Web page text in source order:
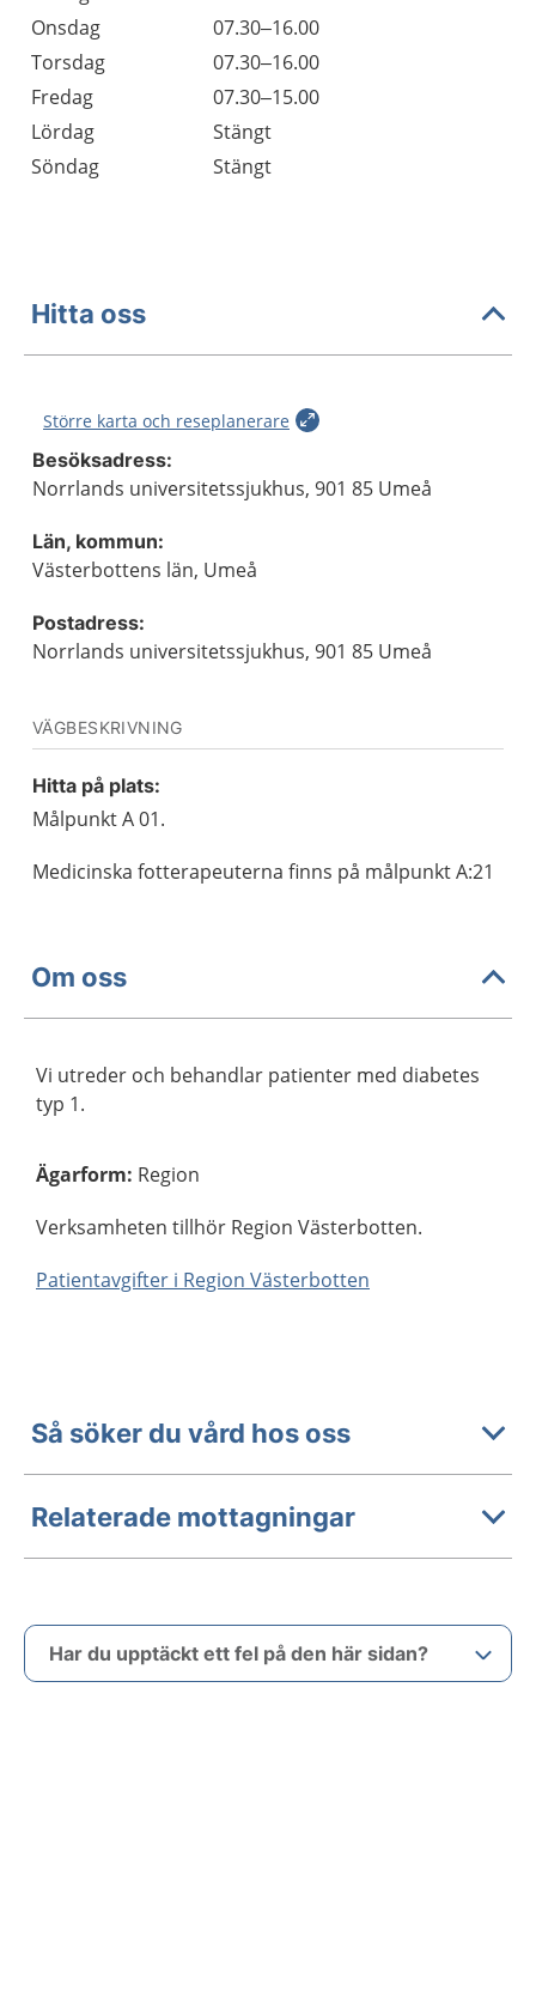
Onsdag
07.30–16.00
Torsdag
07.30–16.00
Fredag
07.30–15.00
Lördag
Stängt
Söndag
Stängt
Hitta oss
Större karta och reseplanerare
Besöksadress:
Norrlands universitetssjukhus, 901 85 Umeå
Län, kommun:
Västerbottens län, Umeå
Postadress:
Norrlands universitetssjukhus, 901 85 Umeå
VÄGBESKRIVNING
Hitta på plats:
Målpunkt A 01.
Medicinska fotterapeuterna finns på målpunkt A:21
Om oss
Vi utreder och behandlar patienter med diabetes
typ 1.
Ägarform: Region
Verksamheten tillhör Region Västerbotten.
Patientavgifter i Region Västerbotten
Så söker du vård hos oss
Relaterade mottagningar
Har du upptäckt ett fel på den här sidan?